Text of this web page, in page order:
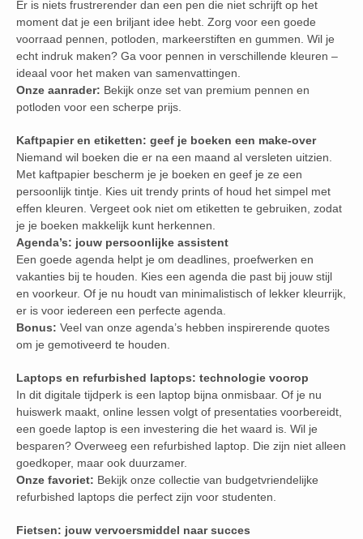
Er is niets frustrerender dan een pen die niet schrijft op het
moment dat je een briljant idee hebt. Zorg voor een goede
voorraad pennen, potloden, markeerstiften en gummen. Wil je
echt indruk maken? Ga voor pennen in verschillende kleuren –
ideaal voor het maken van samenvattingen.
Onze aanrader: Bekijk onze set van premium pennen en
potloden voor een scherpe prijs.
Kaftpapier en etiketten: geef je boeken een make-over
Niemand wil boeken die er na een maand al versleten uitzien.
Met kaftpapier bescherm je je boeken en geef je ze een
persoonlijk tintje. Kies uit trendy prints of houd het simpel met
effen kleuren. Vergeet ook niet om etiketten te gebruiken, zodat
je je boeken makkelijk kunt herkennen.
Agenda’s: jouw persoonlijke assistent
Een goede agenda helpt je om deadlines, proefwerken en
vakanties bij te houden. Kies een agenda die past bij jouw stijl
en voorkeur. Of je nu houdt van minimalistisch of lekker kleurrijk,
er is voor iedereen een perfecte agenda.
Bonus: Veel van onze agenda’s hebben inspirerende quotes
om je gemotiveerd te houden.
Laptops en refurbished laptops: technologie voorop
In dit digitale tijdperk is een laptop bijna onmisbaar. Of je nu
huiswerk maakt, online lessen volgt of presentaties voorbereidt,
een goede laptop is een investering die het waard is. Wil je
besparen? Overweeg een refurbished laptop. Die zijn niet alleen
goedkoper, maar ook duurzamer.
Onze favoriet: Bekijk onze collectie van budgetvriendelijke
refurbished laptops die perfect zijn voor studenten.
Fietsen: jouw vervoersmiddel naar succes